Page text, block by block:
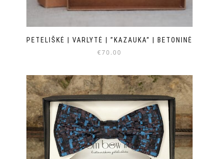
PETELIŠKĖ | VARLYTĖ | ”KAZAUKA” | BETONINĖ
€70.00